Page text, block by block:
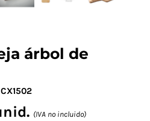
árbol de
CX1502
(IVA no incluido)